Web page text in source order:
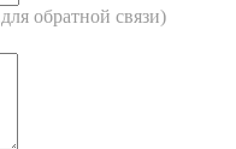
обратной связи)